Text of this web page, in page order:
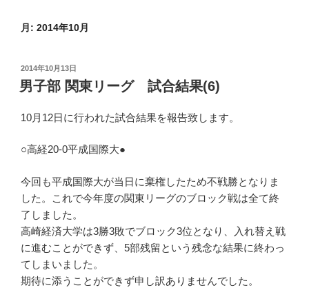
月: 2014年10月
投
稿
日:
2014年10月13日
男子部 関東リーグ 試合結果(6)
10月12日に行われた試合結果を報告致します。
○高経20-0平成国際大●
今回も平成国際大が当日に棄権したため不戦勝となりま
した。これで今年度の関東リーグのブロック戦は全て終
了しました。
高崎経済大学は3勝3敗でブロック3位となり、入れ替え戦
に進むことができず、5部残留という残念な結果に終わっ
てしまいました。
期待に添うことができず申し訳ありませんでした。